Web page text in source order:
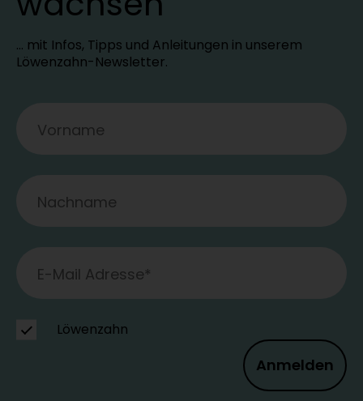
… mit Infos, Tipps und Anleitungen in unserem
Löwenzahn-Newsletter.
Anmelden
Löwenzahn